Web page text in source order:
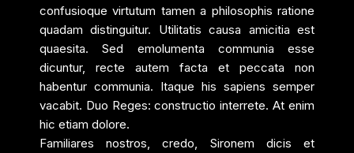
confusioque virtutum tamen a philosophis ratione
quadam distinguitur. Utilitatis causa amicitia est
quaesita. Sed emolumenta communia esse
dicuntur, recte autem facta et peccata non
habentur communia. Itaque his sapiens semper
vacabit. Duo Reges: constructio interrete. At enim
hic etiam dolore.
Familiares nostros, credo, Sironem dicis et